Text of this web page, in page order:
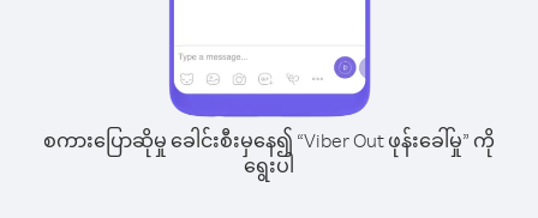
စကားပြောဆိုမှု ခေါင်းစီးမှနေ၍ “Viber Out ဖုန်းခေါ်မှု” ကို
ရွေးပါ